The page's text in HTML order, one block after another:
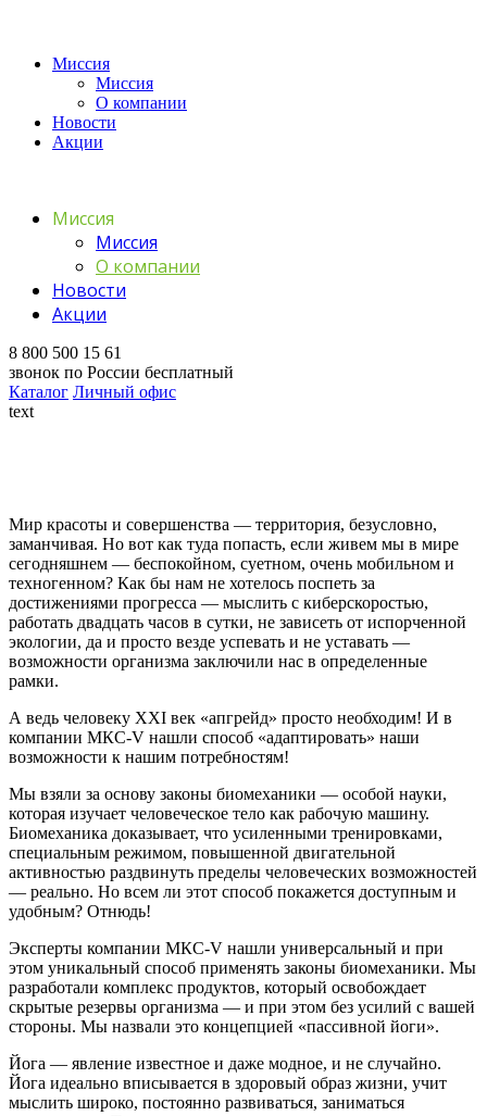
Миссия
Миссия
О компании
Новости
Акции
Миссия
Миссия
О компании
Новости
Акции
8 800 500 15 61
звонок по России бесплатный
Каталог Личный офис
text
Мир красоты и совершенства — территория, безусловно,
заманчивая. Но вот как туда попасть, если живем мы в мире
сегодняшнем — беспокойном, суетном, очень мобильном и
техногенном? Как бы нам не хотелось поспеть за
достижениями прогресса — мыслить с киберскоростью,
работать двадцать часов в сутки, не зависеть от испорченной
экологии, да и просто везде успевать и не уставать —
возможности организма заключили нас в определенные
рамки.
А ведь человеку XXI век «апгрейд» просто необходим! И в
компании МКС-V нашли способ «адаптировать» наши
возможности к нашим потребностям!
Мы взяли за основу законы биомеханики — особой науки,
которая изучает человеческое тело как рабочую машину.
Биомеханика доказывает, что усиленными тренировками,
специальным режимом, повышенной двигательной
активностью раздвинуть пределы человеческих возможностей
— реально. Но всем ли этот способ покажется доступным и
удобным? Отнюдь!
Эксперты компании МКС-V нашли универсальный и при
этом уникальный способ применять законы биомеханики. Мы
разработали комплекс продуктов, который освобождает
скрытые резервы организма — и при этом без усилий с вашей
стороны. Мы назвали это концепцией «пассивной йоги».
Йога — явление известное и даже модное, и не случайно.
Йога идеально вписывается в здоровый образ жизни, учит
мыслить широко, постоянно развиваться, заниматься